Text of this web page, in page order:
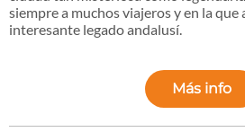
siempre a muchos viajeros y en la que
interesante legado andalusí.
Más info